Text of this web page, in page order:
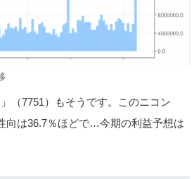
（7751）もそうです。このニコン
向は36.7％ほどで…今期の利益予想は